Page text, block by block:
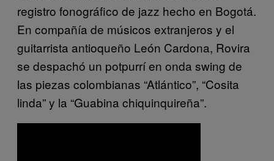
registro fonográfico de jazz hecho en Bogotá.
En compañía de músicos extranjeros y el
guitarrista antioqueño León Cardona, Rovira
se despachó un potpurrí en onda swing de
las piezas colombianas “Atlántico”, “Cosita
linda” y la “Guabina chiquinquireña”.